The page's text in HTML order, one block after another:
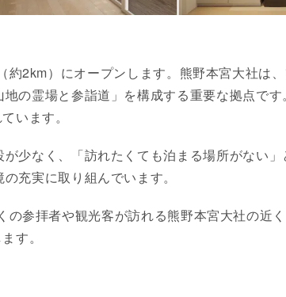
2km）にオープンします。熊野本宮大社は
の霊場と参詣道」を構成する重要な拠点で
います。
少なく、「訪れたくても泊まる場所がない
充実に取り組んでいます。
参拝者や観光客が訪れる熊野本宮大社の近
す。